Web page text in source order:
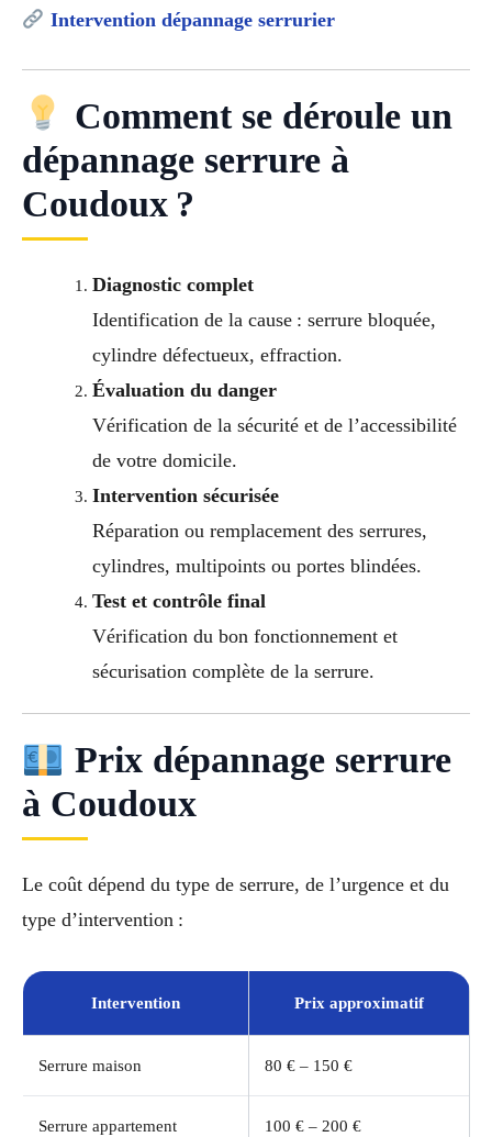
Intervention dépannage serrurier
Comment se déroule un
dépannage serrure à
Coudoux ?
Diagnostic complet
Identification de la cause : serrure bloquée,
cylindre défectueux, effraction.
Évaluation du danger
Vérification de la sécurité et de l’accessibilité
de votre domicile.
Intervention sécurisée
Réparation ou remplacement des serrures,
cylindres, multipoints ou portes blindées.
Test et contrôle final
Vérification du bon fonctionnement et
sécurisation complète de la serrure.
Prix dépannage serrure
à Coudoux
Le coût dépend du type de serrure, de l’urgence et du
type d’intervention :
Intervention Prix approximatif
Serrure maison 80 € – 150 €
Serrure appartement 100 € – 200 €